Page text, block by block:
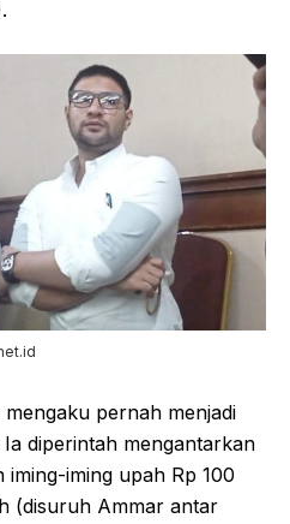
pernah menjadi
diperintah mengantarkan
iming upah Rp 100
(disuruh Ammar antar